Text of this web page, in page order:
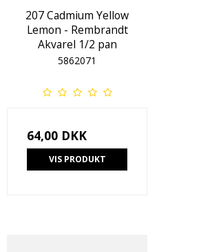
207 Cadmium Yellow
Lemon - Rembrandt
Akvarel 1/2 pan
5862071
64,00 DKK
VIS PRODUKT